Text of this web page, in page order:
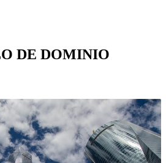
DE DOMINIO